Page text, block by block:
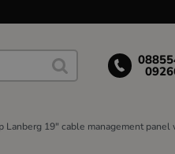
Lanberg 19" cable management